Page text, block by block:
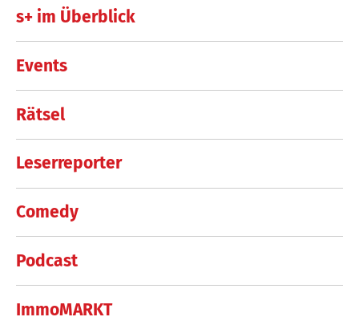
s+ im Überblick
Events
Rätsel
Leserreporter
Comedy
Podcast
ImmoMARKT